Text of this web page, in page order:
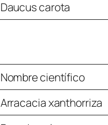
Daucus carota
Nombre científico
Arracacia xanthorriza